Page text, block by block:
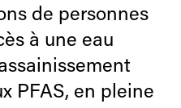
de personnes
à une eau
PFAS, en pleine